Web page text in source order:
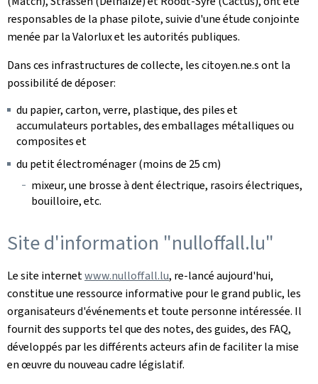
responsables de la phase pilote, suivie d'une étude conjointe
menée par la Valorlux et les autorités publiques.
Dans ces infrastructures de collecte, les citoyen.ne.s ont la
possibilité de déposer:
du papier, carton, verre, plastique, des piles et
accumulateurs portables, des emballages métalliques ou
composites et
du petit électroménager (moins de 25 cm)
mixeur, une brosse à dent électrique, rasoirs électriques,
bouilloire, etc.
Site d'information "nulloffall.lu"
Le site internetwww.nulloffall.lu, re-lancé aujourd'hui,
constitue une ressource informative pour le grand public, les
organisateurs d'événements et toute personne intéressée. Il
fournit des supports tel que des notes, des guides, des FAQ,
développés par les différents acteurs afin de faciliter la mise
en œuvre du nouveau cadre législatif.